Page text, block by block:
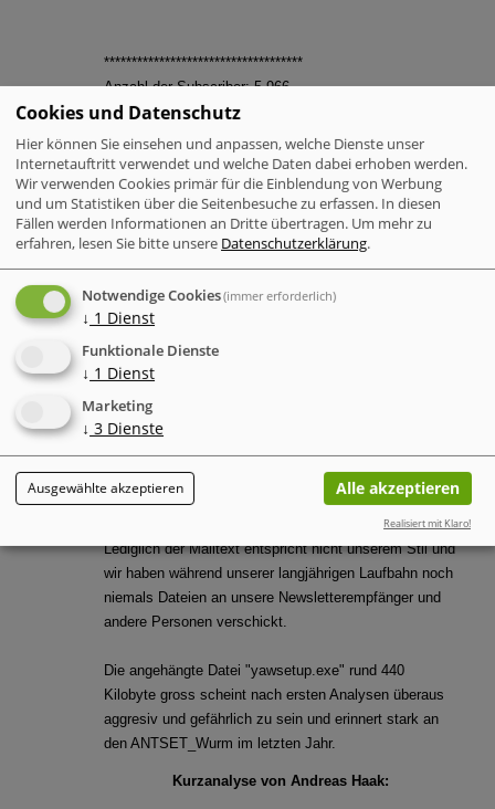
************************************
Anzahl der Subscriber: 5.966
Durchschnittliche Besuchzahl/Tag: 4.488
Diese Mail ist kein Spam ! Diesen Newsletter hast du
erhalten, da du in unserer
Verteilerliste aufgenommen wurdest. Solltest du
unseren Newsletter nicht selber
abonniert haben, sondern eine andere Person ohne
sende uns einfach eine
entsprechende E-Mail.
************************************
Es ist durchaus möglich, dass diese Mails durch eine
Person verschickt worden sind, die unseren Newsletter
selber abonniert hat. Die Mailsignatur lässt daraus
schliessen, da unsere aktuellen Statistikzahlen vom
16.02.2002 darin enthalten sind.
Lediglich der Mailtext entspricht nicht unserem Stil und
wir haben während unserer langjährigen Laufbahn noch
niemals Dateien an unsere Newsletterempfänger und
andere Personen verschickt.
Die angehängte Datei "yawsetup.exe" rund 440
Kilobyte gross scheint nach ersten Analysen überaus
aggresiv und gefährlich zu sein und erinnert stark an
den ANTSET_Wurm im letzten Jahr.
Kurzanalyse von Andreas Haak:
Cookies und Datenschutz
Hier können Sie einsehen und anpassen, welche Dienste unser
Internetauftritt verwendet und welche Daten dabei erhoben werden.
Wir verwenden Cookies primär für die Einblendung von Werbung
und um Statistiken über die Seitenbesuche zu erfassen. In diesen
Fällen werden Informationen an Dritte übertragen. Um mehr zu
erfahren, lesen Sie bitte unsere Datenschutzerklärung.
Notwendige Cookies(immer erforderlich)
↓ 1 Dienst
Funktionale Dienste
↓ 1 Dienst
Marketing
↓ 3 Dienste
Ausgewählte akzeptieren Alle akzeptieren
Realisiert mit Klaro!